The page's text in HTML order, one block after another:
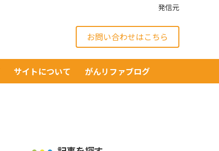
発信元
お問い合わせはこちら
サイトについて がんリファブログ